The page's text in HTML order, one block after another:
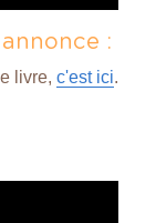
:
livre, c'est ici.